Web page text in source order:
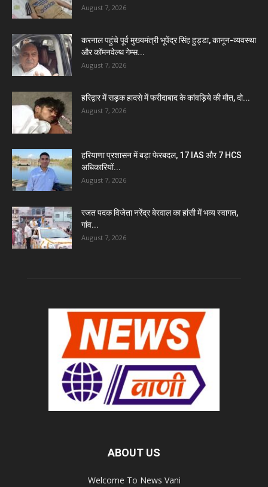
August 7, 2026
करनाल पहुंचे पूर्व मुख्यमंत्री भूपेंद्र सिंह हुड्डा, कानून-व्यवस्था
और कॉमनवेल्थ गेम्स...
August 7, 2026
हरिद्वार में सड़क हादसे में फरीदाबाद के कांवड़िये की मौत, दो...
August 7, 2026
हरियाणा प्रशासन में बड़ा फेरबदल, 17 IAS और 7 HCS
अधिकारियों...
August 7, 2026
रजत पदक विजेता नरेंद्र बेरवाल का हांसी में भव्य स्वागत,
गांव...
August 7, 2026
ABOUT US
Welcome To News Vani